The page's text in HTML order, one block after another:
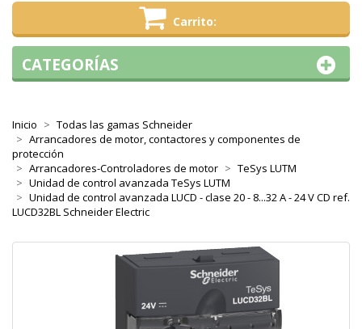
Carrito
Inicio
Todas las gamas Schneider
Arrancadores de motor, contactores y componentes de
protección
Arrancadores-Controladores de motor
TeSys LUTM
Unidad de control avanzada TeSys LUTM
Unidad de control avanzada LUCD - clase 20 - 8...32 A - 24 V CD ref.
LUCD32BL Schneider Electric
CATEGORÍAS